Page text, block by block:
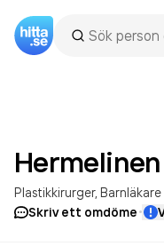
Hermelinen
Plastikkirurger Barnläkare
Skriv ett omdöme·